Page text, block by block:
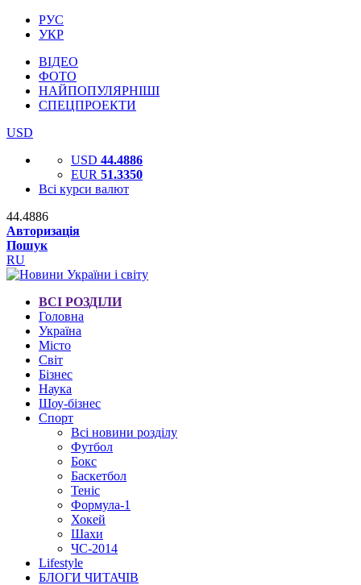
РУС
УКР
ВІДЕО
ФОТО
НАЙПОПУЛЯРНІШІ
СПЕЦПРОЕКТИ
USD
USD 44.4886
EUR 51.3350
Всі курси валют
44.4886
Авторизація
Пошук
RU
ВСІ РОЗДІЛИ
Головна
Україна
Місто
Світ
Бізнес
Наука
Шоу-бізнес
Спорт
Всі новини розділу
Футбол
Бокс
Баскетбол
Теніс
Формула-1
Хокей
Шахи
ЧС-2014
Lifestyle
БЛОГИ ЧИТАЧІВ